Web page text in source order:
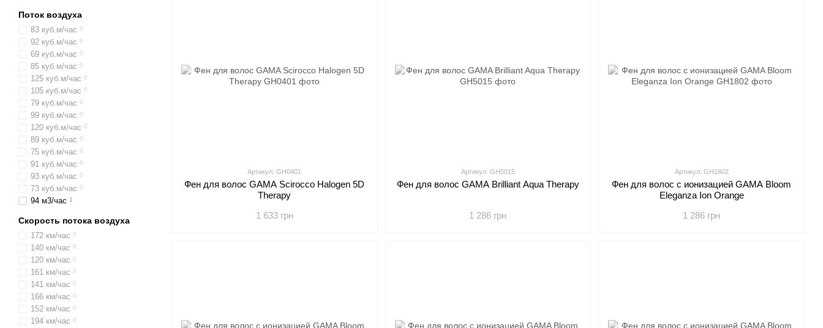
Артикул: GH0401
Фен для волос GAMA Scirocco Halogen 5D
Therapy
1 633 грн
Артикул: GH5015
Фен для волос GAMA Brilliant Aqua Therapy
1 286 грн
Артикул: GH1802
Фен для волос с ионизацией GAMA Bloom
Eleganza Ion Orange
1 286 грн
Поток воздуха
83 куб.м/час 0
92 куб.м/час 0
69 куб.м/час 0
85 куб.м/час 0
125 куб.м/час 0
105 куб.м/час 0
79 куб.м/час 0
99 куб.м/час 0
120 куб.м/час 0
89 куб.м/час 0
75 куб.м/час 0
91 куб.м/час 0
93 куб.м/час 0
73 куб.м/час 0
94 м3/час 1
Скорость потока воздуха
172 км/час 0
140 км/час 0
120 км/час 0
161 км/час 0
141 км/час 0
166 км/час 0
152 км/час 0
194 км/час 0